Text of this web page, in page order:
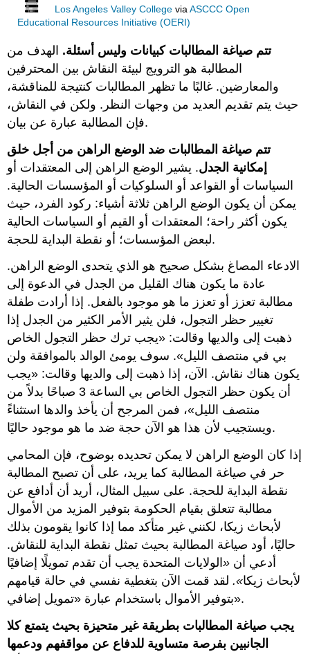
Los Angeles Valley College viaASCCC Open
Educational Resources Initiative (OERI)
تتم صياغة المطالبات كبيانات وليس أسئلة. الهدف من
المطالبة هو الترويج لبيئة النقاش بين المحترفين
والمعارضين. غالبًا ما تظهر المطالبات كنتيجة للمناقشة،
حيث يتم تقديم العديد من وجهات النظر. ولكن في النقاش،
فإن المطالبة عبارة عن بيان.
تتم صياغة المطالبات ضد الوضع الراهن من أجل خلق
إمكانية الجدل. يشير الوضع الراهن إلى المعتقدات أو
السياسات أو القواعد أو السلوكيات أو المؤسسات الحالية.
يمكن أن يكون الوضع الراهن ثلاثة أشياء: ركود الفرد، حيث
يكون أكثر راحة؛ المعتقدات أو القيم أو السياسات الحالية
لبعض المؤسسات؛ أو نقطة البداية للحجة.
الادعاء المصاغ بشكل صحيح هو الذي يتحدى الوضع الراهن.
عادة ما يكون هناك القليل من الجدل في الدعوة إلى
مطالبة تعزز أو تعزز ما هو موجود بالفعل. إذا أرادت طفلة
تغيير حظر التجول، فلن يثير الأمر الكثير من الجدل إذا
ذهبت إلى والديها وقالت: «يجب ترك حظر التجول الخاص
بي في منتصف الليل». سوف يومئ الوالد بالموافقة ولن
يكون هناك نقاش. الآن، إذا ذهبت إلى والديها وقالت: «يجب
أن يكون حظر التجول الخاص بي الساعة 3 صباحًا بدلاً من
منتصف الليل»، فمن المرجح أن يأخذ والدها استثناءً
ويستجيب لأن هذا هو الآن حجة ضد ما هو موجود حاليًا.
إذا كان الوضع الراهن لا يمكن تحديده بوضوح، فإن المحامي
حر في صياغة المطالبة كما يريد، على أن تصبح المطالبة
نقطة البداية للحجة. على سبيل المثال، أريد أن أدافع عن
مطالبة تتعلق بقيام الحكومة بتوفير المزيد من الأموال
لأبحاث زيكا، لكنني غير متأكد مما إذا كانوا يقومون بذلك
حاليًا، أود صياغة المطالبة بحيث تمثل نقطة البداية للنقاش.
أدعي أن «الولايات المتحدة يجب أن تقدم تمويلًا إضافيًا
لأبحاث زيكا». لقد قمت الآن بتغطية نفسي في حالة قيامهم
بتوفير الأموال باستخدام عبارة «تمويل إضافي».
يجب صياغة المطالبات بطريقة غير متحيزة بحيث يتمتع كلا
الجانبين بفرصة متساوية للدفاع عن مواقفهم ودعمها